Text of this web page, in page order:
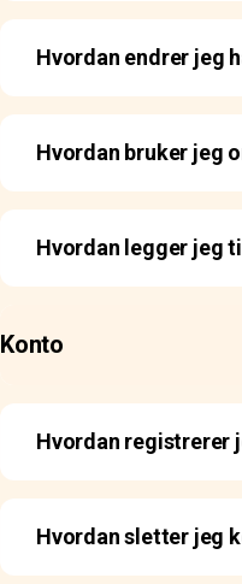
Hvordan endrer jeg
Hvordan bruker jeg
Hvordan legger jeg
Konto
Hvordan registrerer
Hvordan sletter jeg